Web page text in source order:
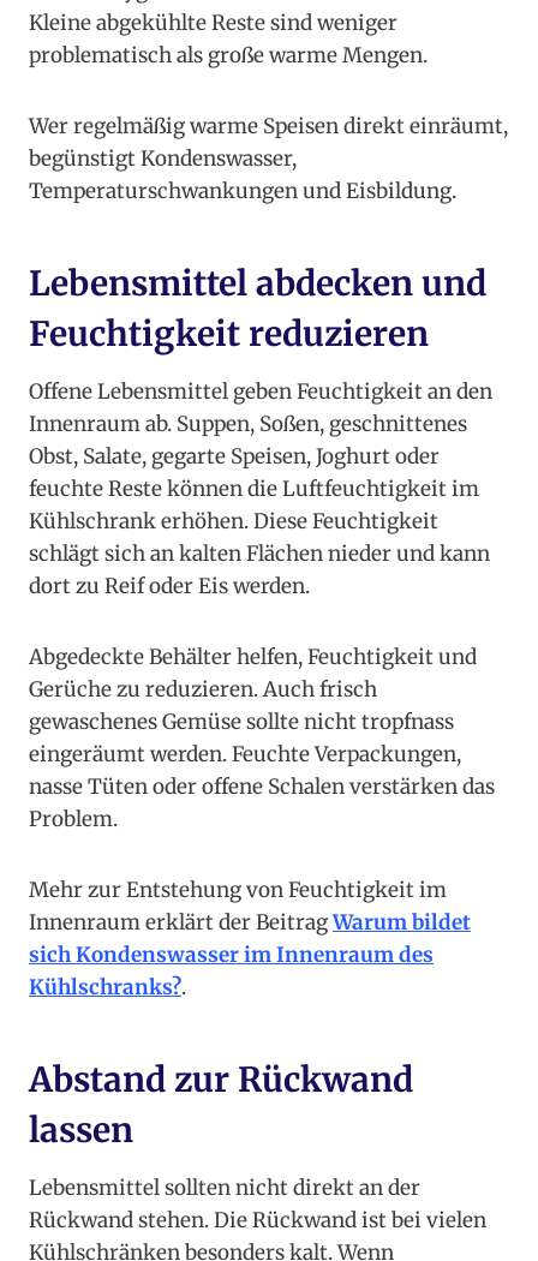
Kleine abgekühlte Reste sind weniger
problematisch als große warme Mengen.
Wer regelmäßig warme Speisen direkt einräumt,
begünstigt Kondenswasser,
Temperaturschwankungen und Eisbildung.
Lebensmittel abdecken und
Feuchtigkeit reduzieren
Offene Lebensmittel geben Feuchtigkeit an den
Innenraum ab. Suppen, Soßen, geschnittenes
Obst, Salate, gegarte Speisen, Joghurt oder
feuchte Reste können die Luftfeuchtigkeit im
Kühlschrank erhöhen. Diese Feuchtigkeit
schlägt sich an kalten Flächen nieder und kann
dort zu Reif oder Eis werden.
Abgedeckte Behälter helfen, Feuchtigkeit und
Gerüche zu reduzieren. Auch frisch
gewaschenes Gemüse sollte nicht tropfnass
eingeräumt werden. Feuchte Verpackungen,
nasse Tüten oder offene Schalen verstärken das
Problem.
Mehr zur Entstehung von Feuchtigkeit im
Innenraum erklärt der BeitragWarum bildet
sich Kondenswasser im Innenraum des
Kühlschranks?.
Abstand zur Rückwand
lassen
Lebensmittel sollten nicht direkt an der
Rückwand stehen. Die Rückwand ist bei vielen
Kühlschränken besonders kalt. Wenn